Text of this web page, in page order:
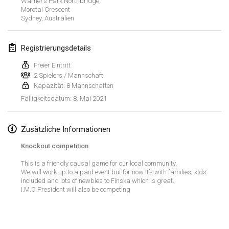
Morotai Crescent
Sydney, Australien
Registrierungsdetails
Freier Eintritt
2 Spielers / Mannschaft
Kapazität: 8 Mannschaften
Fälligkeitsdatum: 8. Mai 2021
Zusätzliche Informationen
Knockout competition
This is a friendly causal game for our local community.
We will work up to a paid event but for now it’s with families; kids
included and lots of newbies to Finska which is great.
I.M.O President will also be competing
ABGESAGT
Open de Boulay Triplette
April 2021
Tournoi du printemps confiné
9. Apr. 2021|Frankreich
Indoor de la CASAS
10. Apr. 2021|Frankreich
Halové MČR Trojnásobný - Czech Indoor Triple
10. Apr. 2021|Tschechische Republik
ABGESAGT
Doublette du Molkkamis